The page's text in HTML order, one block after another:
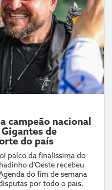
campeão nacional
de
do país
palco da finalíssima do
d’Oeste recebeu
do fim de semana
por todo o país.